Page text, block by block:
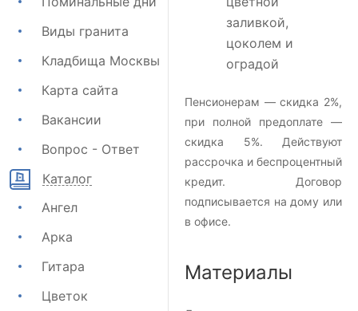
Виды гранита
Кладбища Москвы
Карта сайта
Вакансии
Вопрос - Ответ
Каталог
Ангел
Арка
Гитара
Цветок
заливкой,
цоколем и
оградой
Пенсионерам — скидка 2%,
при полной предоплате —
скидка 5%. Действуют
рассрочка и беспроцентный
кредит. Договор
подписывается на дому или
в офисе.
Материалы